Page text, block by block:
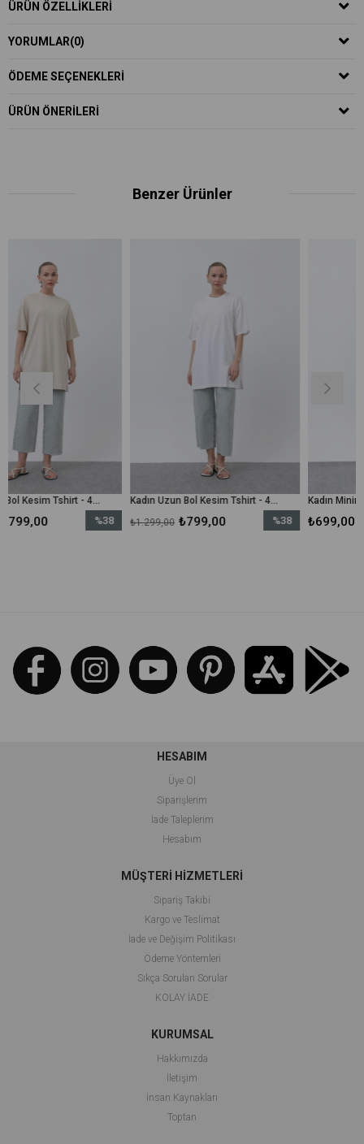
ÜRÜN ÖZELLIKLERI
YORUMLAR(0)
ÖDEME SEÇENEKLERI
ÜRÜN ÖNERILERI
Benzer Ürünler
Kadın Uzun Bol Kesim Tshirt - 40009TSH - Bej
%38
Kadın Uzun Bol Kesim Tshirt - 40009TSH - Ekru
₺799,00
₺1.299,00
%38
₺699,00
HESABIM
Üye Ol
Siparişlerim
İade Taleplerim
Hesabım
MÜŞTERİ HİZMETLERİ
Sipariş Takibi
Kargo ve Teslimat
İade ve Değişim Politikası
Ödeme Yöntemleri
Sıkça Sorulan Sorular
KOLAY İADE
KURUMSAL
Hakkımızda
İletişim
İnsan Kaynakları
Toptan